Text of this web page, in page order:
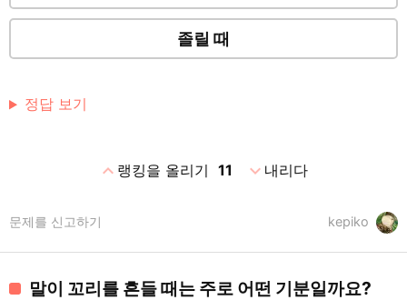
졸릴 때
정답 보기
expand_less랭킹을 올리기 11 expand_more내리다
kepiko
문제를 신고하기
말이 꼬리를 흔들 때는 주로 어떤 기분일까요?